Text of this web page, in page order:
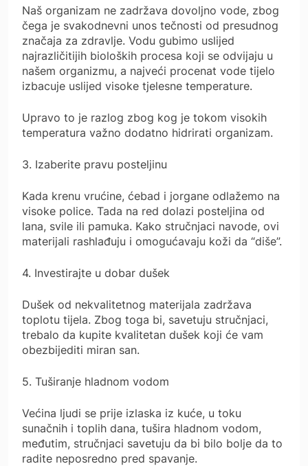
Naš organizam ne zadržava dovoljno vode, zbog
čega je svakodnevni unos tečnosti od presudnog
značaja za zdravlje. Vodu gubimo uslijed
najrazličitijih bioloških procesa koji se odvijaju u
našem organizmu, a najveći procenat vode tijelo
izbacuje uslijed visoke tjelesne temperature.
Upravo to je razlog zbog kog je tokom visokih
temperatura važno dodatno hidrirati organizam.
3. Izaberite pravu posteljinu
Kada krenu vrućine, ćebad i jorgane odlažemo na
visoke police. Tada na red dolazi posteljina od
lana, svile ili pamuka. Kako stručnjaci navode, ovi
materijali rashlađuju i omogućavaju koži da “diše”.
4. Investirajte u dobar dušek
Dušek od nekvalitetnog materijala zadržava
toplotu tijela. Zbog toga bi, savetuju stručnjaci,
trebalo da kupite kvalitetan dušek koji će vam
obezbijediti miran san.
5. Tuširanje hladnom vodom
Većina ljudi se prije izlaska iz kuće, u toku
sunačnih i toplih dana, tušira hladnom vodom,
međutim, stručnjaci savetuju da bi bilo bolje da to
radite neposredno pred spavanje.